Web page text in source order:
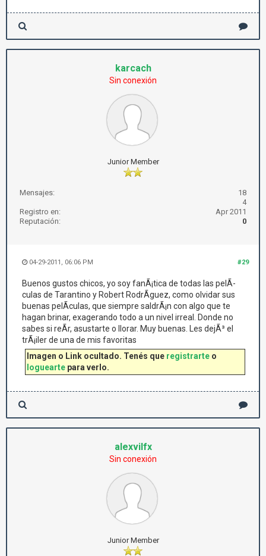
karcach
Sin conexión
Junior Member
Mensajes:
18
4
Registro en:
Apr 2011
Reputación:
0
#29
04-29-2011, 06:06 PM
Buenos gustos chicos, yo soy fanÃ¡tica de todas las pelÃ­
culas de Tarantino y Robert RodrÃ­guez, como olvidar sus
buenas pelÃ­culas, que siempre saldrÃ¡n con algo que te
hagan brinar, exagerando todo a un nivel irreal. Donde no
sabes si reÃ­r, asustarte o llorar. Muy buenas. Les dejÃ³ el
trÃ¡iler de una de mis favoritas
Imagen o Link ocultado. Tenés que registrarte o
loguearte para verlo.
alexvilfx
Sin conexión
Junior Member